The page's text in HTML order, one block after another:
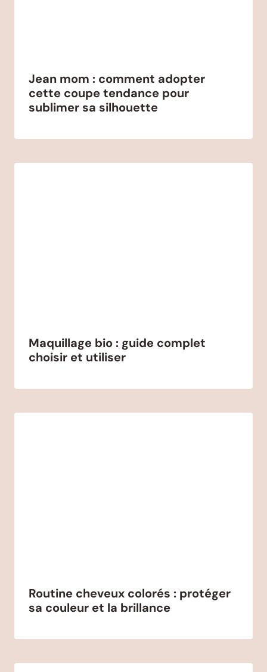
Jean mom : comment adopter
cette coupe tendance pour
sublimer sa silhouette
Maquillage bio : guide complet
choisir et utiliser
Routine cheveux colorés : protéger
sa couleur et la brillance